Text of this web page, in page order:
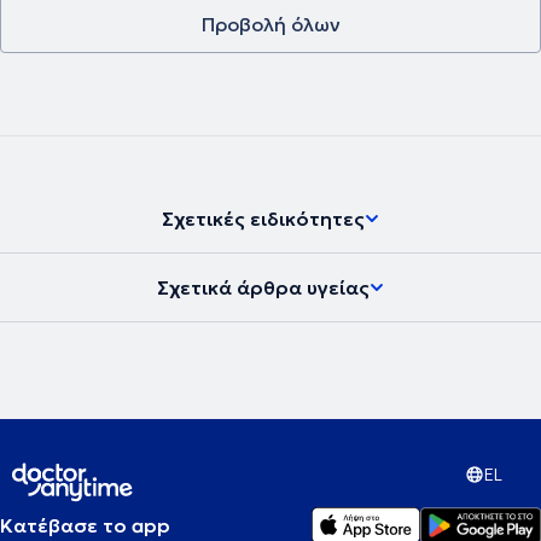
Προβολή όλων
Σχετικές ειδικότητες
Σχετικά άρθρα υγείας
EL
Κατέβασε το app